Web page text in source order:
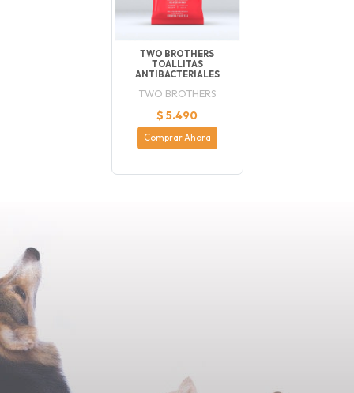
TWO BROTHERS
TOALLITAS
ANTIBACTERIALES
TWO BROTHERS
$ 5.490
Comprar Ahora